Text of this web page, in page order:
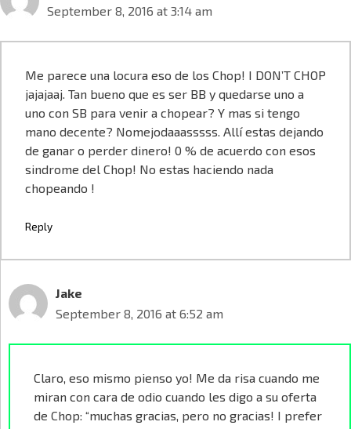
September 8, 2016 at 3:14 am
Me parece una locura eso de los Chop! I DON’T CHOP
jajajaaj. Tan bueno que es ser BB y quedarse uno a
uno con SB para venir a chopear? Y mas si tengo
mano decente? Nomejodaaasssss. Allí estas dejando
de ganar o perder dinero! 0 % de acuerdo con esos
sindrome del Chop! No estas haciendo nada
chopeando !
Reply
Jake
September 8, 2016 at 6:52 am
Claro, eso mismo pienso yo! Me da risa cuando me
miran con cara de odio cuando les digo a su oferta
de Chop: “muchas gracias, pero no gracias! I prefer